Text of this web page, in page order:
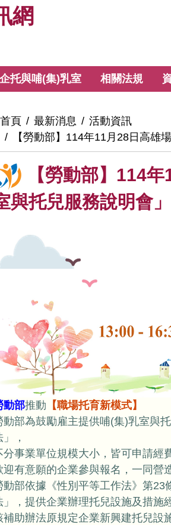
網
托與哺(集)乳室 相關法規
:::
首頁 最新消息
活動資訊
【勞動部】114年11月28日高雄
【勞動部】114
與托兒服務說明會」
動部推動 【職場托育新模式】
動部為鼓勵雇主提供哺(集)乳室與
，
分事業單位規模大小，皆可申請經
迎有意願的企業參與報名，一同營
動部依據《性別平等工作法》第
， 提供企業辦理托兒設施及措施
補助辦法原規定企業新興建托兒設